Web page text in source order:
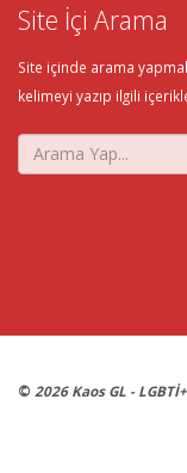
Site İçi Arama
Site içinde arama
kelimeyi yazıp ilgili
© 2026 Kaos GL -